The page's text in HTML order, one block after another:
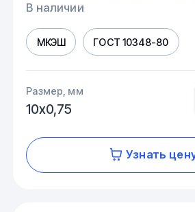
В наличии
МКЭШ ГОСТ 10348-80
Размер, мм
10х0,75
Узнать